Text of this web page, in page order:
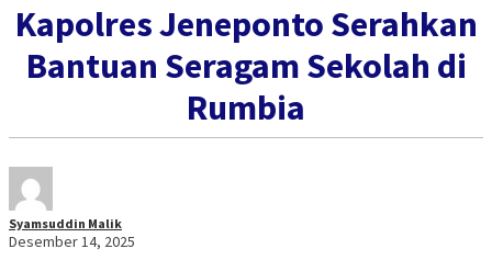
Kapolres Jeneponto Serahkan
Bantuan Seragam Sekolah di
Rumbia
Syamsuddin Malik
Desember 14, 2025